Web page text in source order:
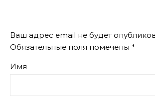
Ваш адрес email не будет
Обязательные поля помечены *
Имя